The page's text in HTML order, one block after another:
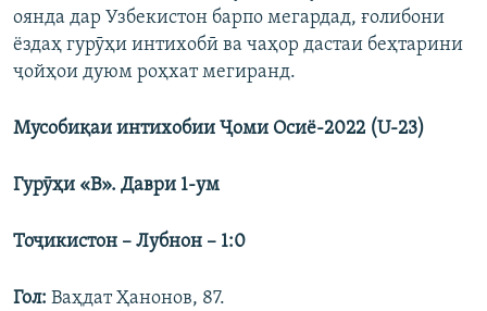
оянда дар Узбекистон барпо мегардад, ғолибони
ёздаҳ гурӯҳи интихобӣ ва чаҳор дастаи беҳтарини
ҷойҳои дуюм роҳхат мегиранд.
Мусобиқаи интихобии Ҷоми Осиё-2022 (U-23)
Гурӯҳи «В». Даври 1-ум
Тоҷикистон – Лубнон – 1:0
Гол: Ваҳдат Ҳанонов, 87.